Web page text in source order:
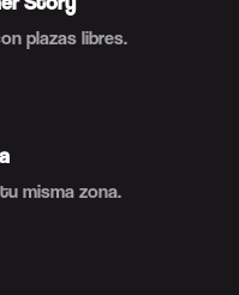
plazas libres.
misma zona.